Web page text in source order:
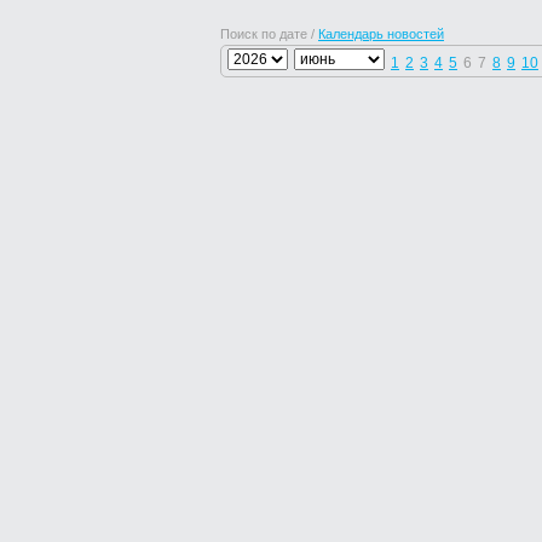
Поиск по дате / Календарь новостей
1 2 3 4 5 6 7 8 9 10